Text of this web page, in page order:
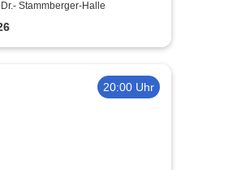
Stammberger-Halle
20:00 Uhr